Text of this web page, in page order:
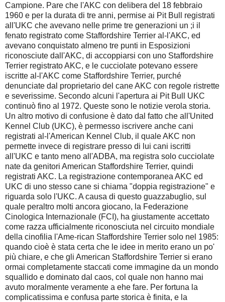
Campione. Pare che l'AKC con delibera del 18 febbraio
1960 e per la durata di tre anni, permise ai Pit Bull registrati
all'UKC che avevano nelle prime tre generazioni un ;i il
fenato registrato come Staffordshire Terrier al-l'AKC, ed
avevano conquistato almeno tre punti in Esposizioni
riconosciute dall'AKC, di accoppiarsi con uno Staffordshire
Terrier registrato AKC, e le cucciolate potevano essere
iscritte al-l'AKC come Staffordshire Terrier, purché
denunciate dal proprietario del cane AKC con regole ristrette
e severissime. Secondo alcuni l'apertura ai Pit Bull UKC
continuò fino al 1972. Queste sono le notizie verola storia.
Un altro motivo di confusione è dato dal fatto che all'United
Kennel Club (UKC), è permesso iscrivere anche cani
registrati al-l'American Kennel Club, il quale AKC non
permette invece di registrare presso di lui cani iscritti
all'UKC e tanto meno all'ADBA, ma registra solo cucciolate
nate da genitori American Staffordshire Terrier, quindi
registrati AKC. La registrazione contemporanea AKC ed
UKC di uno stesso cane si chiama "doppia registrazione" e
riguarda solo l'UKC. A causa di questo guazzabuglio, sul
quale peraltro molti ancora giocano, la Federazione
Cinologica Internazionale (FCI), ha giustamente accettato
come razza ufficialmente riconosciuta nel circuito mondiale
della cinofilia l'Ame-rican Staffordshire Terrier solo nel 1985:
quando cioè è stata certa che le idee in merito erano un po'
più chiare, e che gli American Staffordshire Terrier si erano
ormai completamente staccati come immagine da un mondo
squallido e dominato dal caos, col quale non hanno mai
avuto moralmente veramente a ehe fare. Per fortuna la
complicatissima e confusa parte storica è finita, e la